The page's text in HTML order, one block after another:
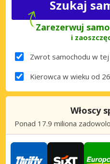
Zarezerwuj
i
Zwrot samochodu w tej
Kierowca w wieku od
Włoscy
Ponad 17.9 miliona